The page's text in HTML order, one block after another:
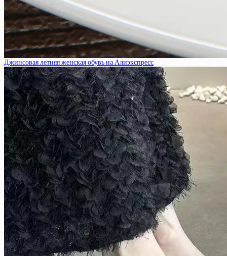
Джинсовая летняя женская обувь на Алиэкспресс